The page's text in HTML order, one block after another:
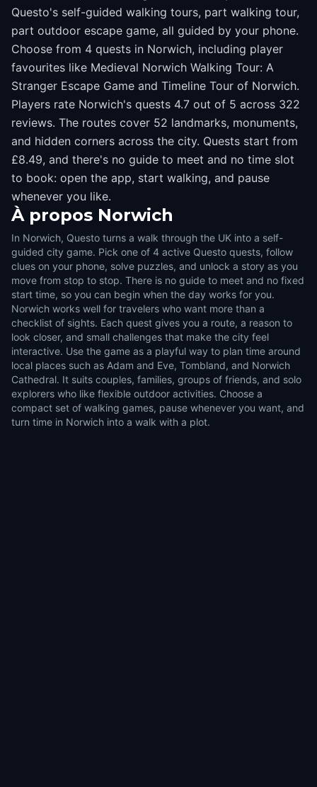
Questo's self-guided walking tours, part walking tour,
part outdoor escape game, all guided by your phone.
Choose from 4 quests in Norwich, including player
favourites like Medieval Norwich Walking Tour: A
Stranger Escape Game and Timeline Tour of Norwich.
Players rate Norwich's quests 4.7 out of 5 across 322
reviews. The routes cover 52 landmarks, monuments,
and hidden corners across the city. Quests start from
£8.49, and there's no guide to meet and no time slot
to book: open the app, start walking, and pause
whenever you like.
À propos Norwich
In Norwich, Questo turns a walk through the UK into a self-
guided city game. Pick one of 4 active Questo quests, follow
clues on your phone, solve puzzles, and unlock a story as you
move from stop to stop. There is no guide to meet and no fixed
start time, so you can begin when the day works for you.
Norwich works well for travelers who want more than a
checklist of sights. Each quest gives you a route, a reason to
look closer, and small challenges that make the city feel
interactive. Use the game as a playful way to plan time around
local places such as Adam and Eve, Tombland, and Norwich
Cathedral. It suits couples, families, groups of friends, and solo
explorers who like flexible outdoor activities. Choose a
compact set of walking games, pause whenever you want, and
turn time in Norwich into a walk with a plot.